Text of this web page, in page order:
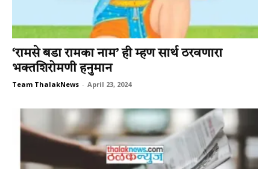
‘रामसे बडा रामका नाम’ ही म्हण सार्थ ठरवणारा
भक्तशिरोमणी हनुमान
Team ThalakNews - April 23, 2024